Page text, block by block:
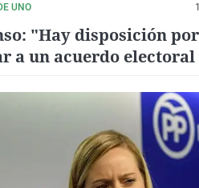
UNO
"Hay disposición
a un acuerdo electoral